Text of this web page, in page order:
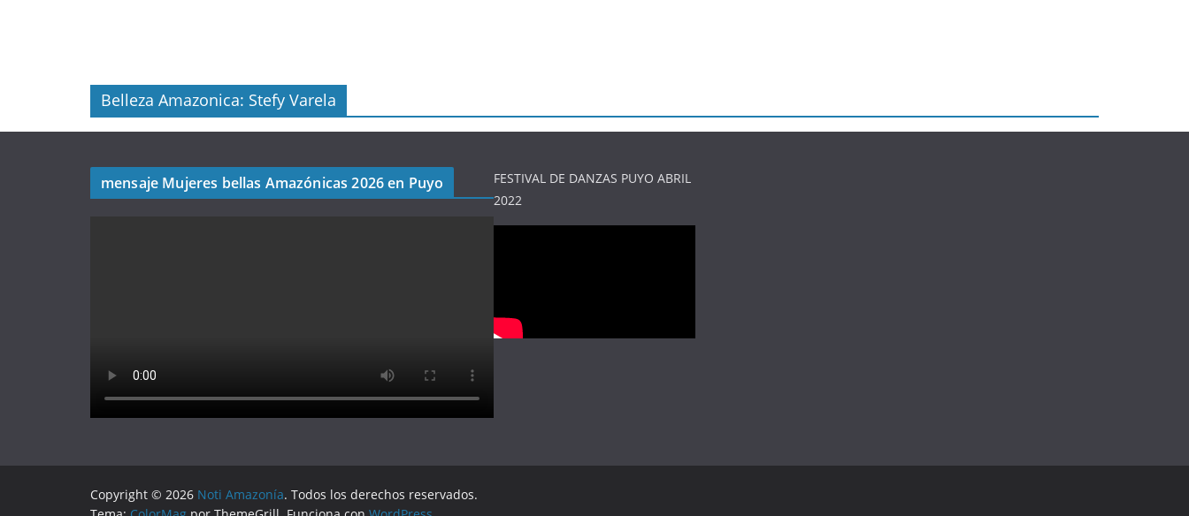
Belleza Amazonica: Stefy Varela
mensaje Mujeres bellas Amazónicas 2026 en Puyo
FESTIVAL DE DANZAS PUYO ABRIL
2022
Copyright © 2026 Noti Amazonía. Todos los derechos reservados.